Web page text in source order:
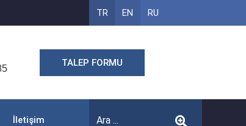
TR EN RU
TALEP FORMU
İletişim